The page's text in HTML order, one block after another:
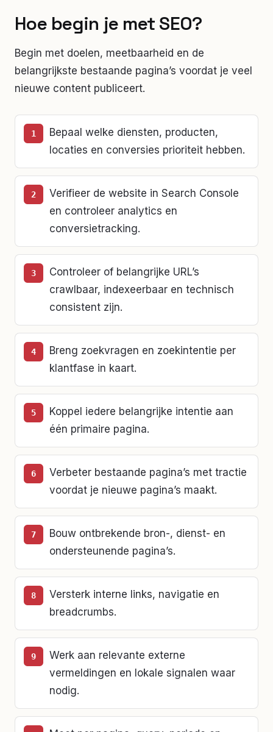
Hoe begin je met SEO?
Begin met doelen, meetbaarheid en de
belangrijkste bestaande pagina’s voordat je veel
nieuwe content publiceert.
Bepaal welke diensten, producten,
locaties en conversies prioriteit hebben.
Verifieer de website in Search Console
en controleer analytics en
conversietracking.
Controleer of belangrijke URL’s
crawlbaar, indexeerbaar en technisch
consistent zijn.
Breng zoekvragen en zoekintentie per
klantfase in kaart.
Koppel iedere belangrijke intentie aan
één primaire pagina.
Verbeter bestaande pagina’s met tractie
voordat je nieuwe pagina’s maakt.
Bouw ontbrekende bron-, dienst- en
ondersteunende pagina’s.
Versterk interne links, navigatie en
breadcrumbs.
Werk aan relevante externe
vermeldingen en lokale signalen waar
nodig.